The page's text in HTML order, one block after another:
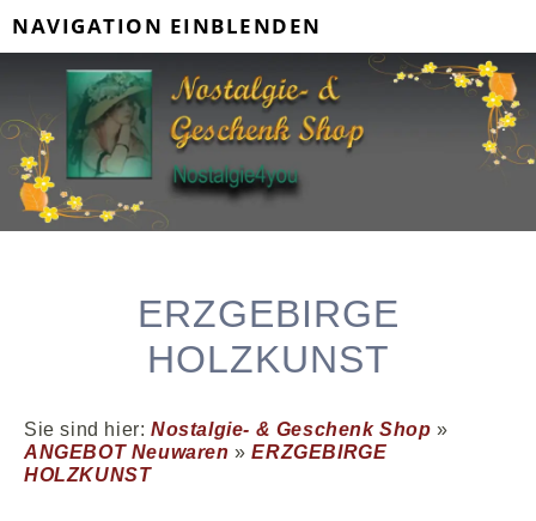
NAVIGATION EINBLENDEN
ERZGEBIRGE
HOLZKUNST
Sie sind hier: Nostalgie- & Geschenk Shop »
ANGEBOT Neuwaren»ERZGEBIRGE
HOLZKUNST